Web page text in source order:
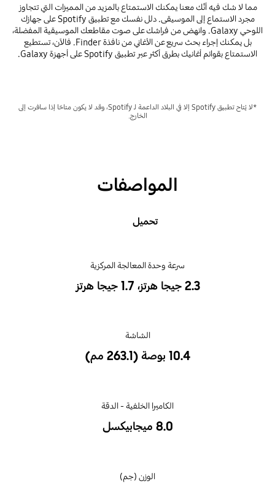
مما لا شك فيه أنَّك معنا يمكنك الاستمتاع بالمزيد من المميزات التي تتجاوز
مجرد الاستماع إلى الموسيقى. دلل نفسك مع تطبيق Spotify على جهازك
اللوحي Galaxy. وانهض من فراشك على صوت مقاطعك الموسيقية المفضلة،
بل يمكنك إجراء بحث سريع عن الأغاني من نافذة Finder. فالآن، تستطيع
الاستمتاع بقوائم أغانيك بطرق أكثر عبر تطبيق Spotify على أجهزة Galaxy.
*لا يُتاح تطبيق Spotify إلا في البلاد الداعمة لـ Spotify، وقد لا يكون متاحًا إذا سافرت إلى
الخارج.
المواصفات
تحميل
سرعة وحدة المعالجة المركزية
2.3 جيجا هرتز، 1.7 جيجا هرتز
الشاشة
10.4 بوصة (263.1 مم)
الكاميرا الخلفية - الدقة
8.0 ميجابيكسل
الوزن (جم)